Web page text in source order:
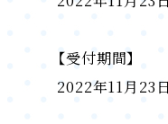
【受付期間】
2022年11月23